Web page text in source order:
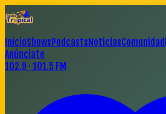
InicioShows Podcasts NoticiasComunidad
Anúnciate
102.9 · 101.5 FM